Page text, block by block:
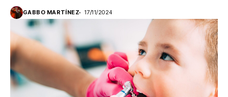
GABBO MARTÍNEZ 17/11/2024